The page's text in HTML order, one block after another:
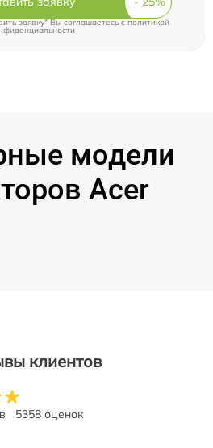
заявку" Вы соглашаетесь cполитикой
модели
Acer
клиентов
5358 оценок